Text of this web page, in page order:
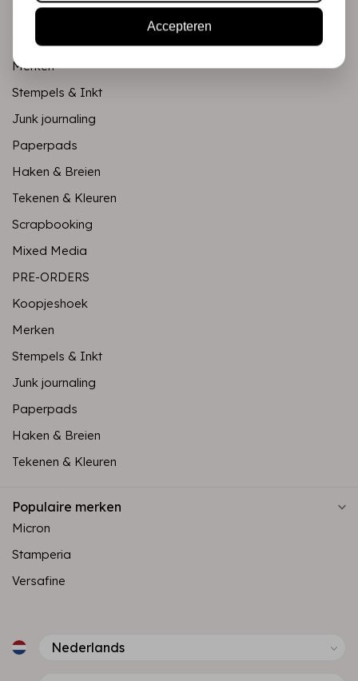
PRE-ORDERS
Koopjeshoek
Merken
Stempels & Inkt
Junk journaling
Paperpads
Haken & Breien
Tekenen & Kleuren
Scrapbooking
Mixed Media
PRE-ORDERS
Koopjeshoek
Merken
Stempels & Inkt
Junk journaling
Paperpads
Haken & Breien
Tekenen & Kleuren
Populaire merken
Micron
Stamperia
Versafine
Accepteren